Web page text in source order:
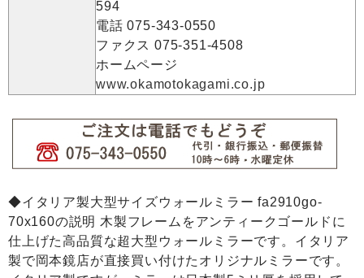
594
電話 075-343-0550
ファクス 075-351-4508
ホームページ
www.okamotokagami.co.jp
◆イタリア製大型サイズウォールミラー fa2910go-
70x160の説明 木製フレームをアンティークゴールドに
仕上げた高品質な超大型ウォールミラーです。イタリア
製で岡本鏡店が直接買い付けたオリジナルミラーです。